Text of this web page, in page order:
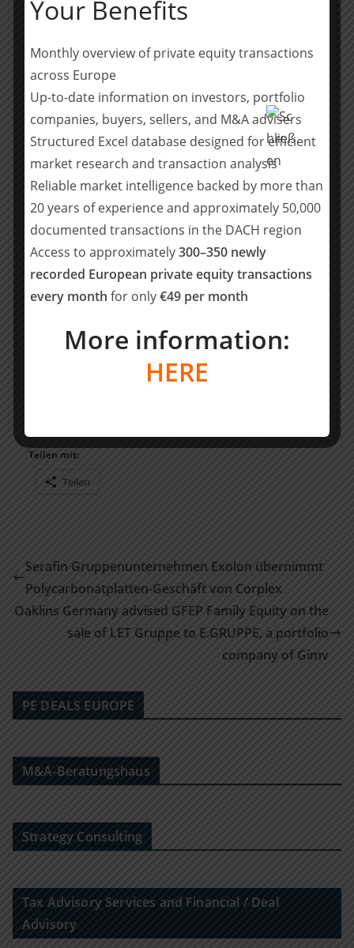
und Curt Georgi bilden die strategische Basis, um den
im Rahmen der Integration fortzusetzen. Kunden
profitieren dabei künftig von einem integrierten
Lösungsangebot, einer starken internationalen Präsenz
und einem leistungsfähigen, global ausgerichteten
Vertriebsnetzwerk.
RSM Ebner Stolz hat die Transaktion umfassend im
Rahmen finanzwirtschaftlicher und steuerlicher
Fragestellungen mit einer Financial und Tax Due
Diligence begleitet sowie bei der Vertragsgestaltung
unterstützt.
Team RSM Ebner Stolz: Florian Seizer, Dr. Christoph
Advisory Services), Nadine Kißner (Projektleitung), Moritz
Cornel, Caziano Stange (alle Financial Due Diligence),
Alexander Euchner (Partner, M&A Tax), Dr. Tobias Weiss
Teilen mit:
Teilen
Serafin Gruppenunternehmen Exolon übernimmt
Polycarbonatplatten-Geschäft von Corplex
Oaklins Germany advised GFEP Family Equity on the
sale of LET Gruppe to E.GRUPPE, a portfolio
company of Gimv
PE DEALS EUROPE
M&A-Beratungshaus
Strategy Consulting
Tax Advisory Services and Financial / Deal
Advisory
Your Benefits
Monthly overview of private equity transactions
across Europe
Up-to-date information on investors, portfolio
companies, buyers, sellers, and M&A advisers
Structured Excel database designed for efficient
market research and transaction analysis
Reliable market intelligence backed by more than
20 years of experience and approximately 50,000
documented transactions in the DACH region
Access to approximately300–350 newly
recorded European private equity transactions
every month for only€49 per month
More information:
HERE